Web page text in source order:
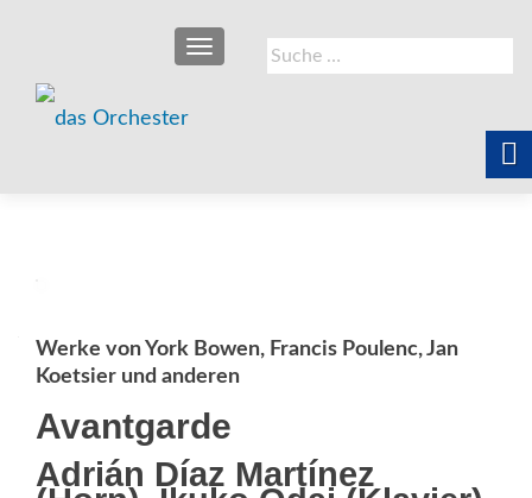
Suche
nach:
SCHALTE NAVIGATION
Werke von York Bowen, Francis Poulenc, Jan
Koetsier und anderen
Avantgarde
Adrián Díaz Martínez